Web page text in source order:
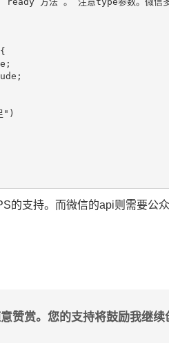
")
的支持。而微信的api则需要公
赞赏。您的支持将鼓励我继续